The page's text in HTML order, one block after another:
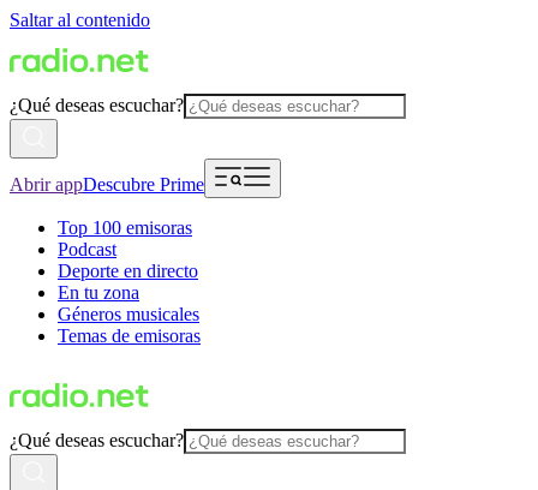
Saltar al contenido
¿Qué deseas escuchar?
Abrir appDescubre Prime
Top 100 emisoras
Podcast
Deporte en directo
En tu zona
Géneros musicales
Temas de emisoras
¿Qué deseas escuchar?